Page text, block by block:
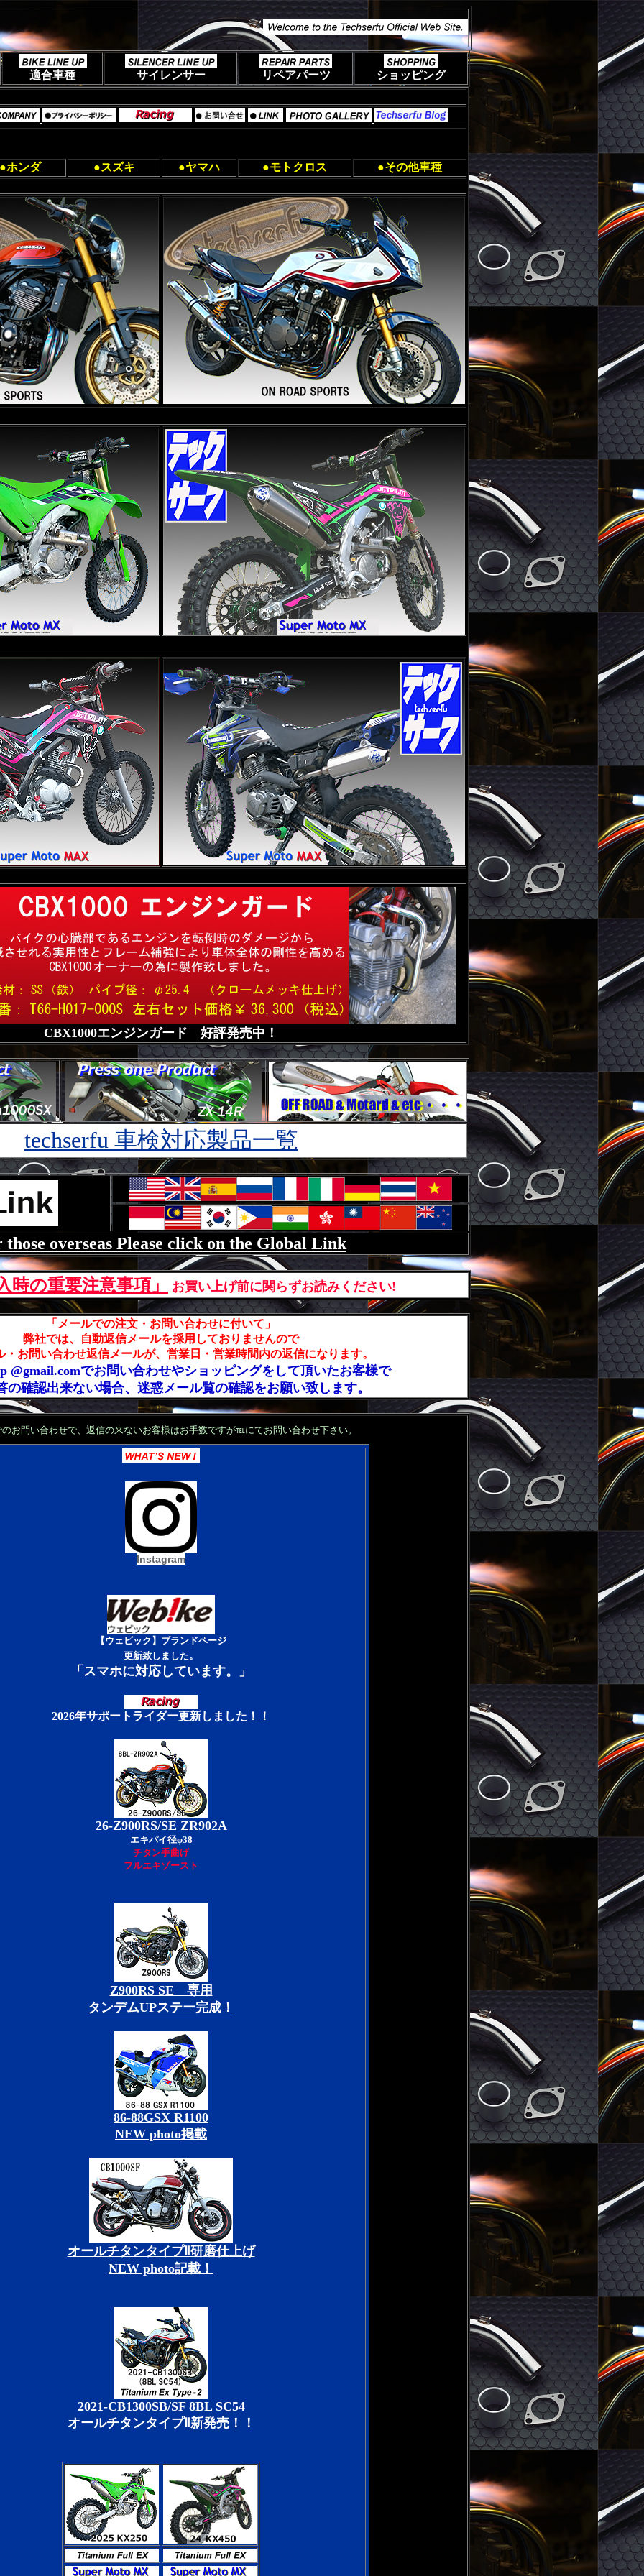
適合車種 サイレンサー リペアパーツ ショッピング
ホンダ
●スズキ ●ヤマハ ●モトクロス
●その他車種
CBX1000エンジンガード 好評発売中！
techserfu 車検対応製品一覧
those overseas Please click on the Global Link
時の重要注意事項」 お買い上げ前に関らずお読みください!
「メールでの注文・お問い合わせに付いて」
弊社では、自動返信メールを採用しておりませんので
・お問い合わせ返信メールが、営業日・営業時間内の返信になります。
@gmail.comでお問い合わせやショッピングをして頂いたお客様で
の確認出来ない場合、迷惑メール覧の確認をお願い致します。
お問い合わせで、返信の来ないお客様はお手数ですが℡にてお問い合わせ下さい。
Instagram
【ウェビック】ブランドページ
更新致しました。
「スマホに対応しています。」
2026年サポートライダー更新しました！！
26-Z900RS/SE ZR902A
エキパイ径φ38
チタン手曲げ
フルエキゾースト
Z900RS SE 専用
タンデムUPステー完成！
86-88GSX R1100
NEW photo掲載
オールチタンタイプⅡ研磨仕上げ
NEW photo記載！
2021-CB1300SB/SF 8BL SC54
オールチタンタイプⅡ新発売！！